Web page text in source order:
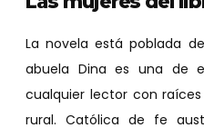
La novela está poblada
abuela Dina es una de
cualquier lector con
rural. Católica de fe